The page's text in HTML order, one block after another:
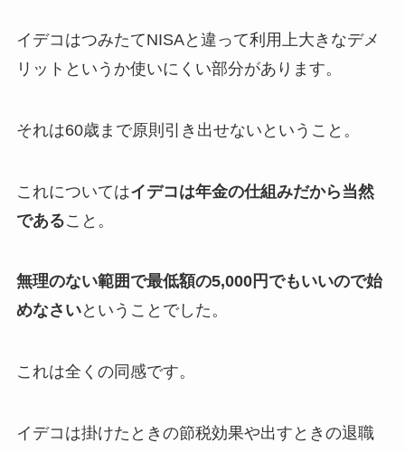
イデコはつみたてNISAと違って利用上大きなデメ
リットというか使いにくい部分があります。
それは60歳まで原則引き出せないということ。
これについてはイデコは年金の仕組みだから当然
であること。
無理のない範囲で最低額の5,000円でもいいので始
めなさいということでした。
これは全くの同感です。
イデコは掛けたときの節税効果や出すときの退職